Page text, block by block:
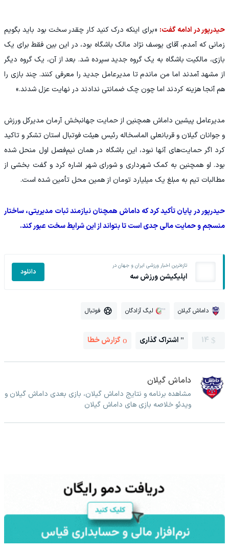
حیدرپور در ادامه گفت: «برای اینکه درک کنید کار چقدر سخت بود باید بگویم
زمانی که آمدم، آقای یوسف نژاد مالک باشگاه بود، در این بین فقط برای یک
بازی، مالکیت باشگاه به یک گروه جدید سپرده شد. بعد از آن، یک گروه دیگر
از مشهد آمدند اما من ماندم تا مدیرعامل جدید را معرفی کنند. چند بازی را
هم آنجا هزینه کردند اما چون چک ضمانتی ندادند در نهایت عزل شدند.»
مدیرعامل پیشین داماش همچنین از حمایت جهانبخش آرمان مدیرکل ورزش
و جوانان گیلان و قربانعلی الماسخاله رئیس هیئت فوتبال استان تشکر و تاکید
کرد اگر حمایت‌های آنها نبود، این باشگاه در همان نیم‌فصل اول منحل شده
بود. او همچنین به کمک شهرداری و شورای شهر اشاره کرد و گفت بخشی از
مطالبات تیم به مبلغ یک میلیارد تومان از همین محل تأمین شده است.
حیدرپور در پایان تأکید کرد که داماش همچنان نیازمند ثبات مدیریتی، ساختار
منسجم و حمایت مالی جدی است تا بتواند از این شرایط سخت عبور کند.
تازه‌ترین اخبار ورزشی ایران و جهان در
اپلیکیشن ورزش سه دانلود
داماش گیلان لیگ آزادگان فوتبال
14 اشتراک گذاری گزارش خطا
داماش گیلان
مشاهده برنامه و نتایج داماش گیلان، بازی بعدی داماش گیلان و
ویدئو خلاصه بازی های داماش گیلان